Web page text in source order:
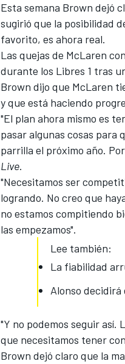
Esta semana Brown dejó
sugirió que la posibilidad
favorito, es ahora real.
Las quejas de McLaren
durante los Libres 1 tras
Brown dijo que McLaren
y que está haciendo
"El plan ahora mismo es
pasar algunas cosas para
parrilla el próximo año.
Live.
"Necesitamos ser
logrando. No creo que
no estamos compitiendo
las empezamos".
Lee también:
La fiabilidad
Alonso decidirá
"Y no podemos seguir así.
que necesitamos tener
Brown dejó claro que la